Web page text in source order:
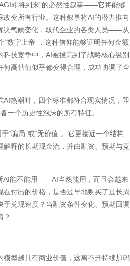
即将到来”的必然性叙事——它将能够
改变所有行业。这种叙事将AI的潜力推向
决气候变化，取代企业的各类人员——从
“数字上帝”，这种信仰能够证明任何金额
科技竞争中，AI被拔高到了战略核心级别
何高估值似乎都变得合理，成功协调了全
AI热潮时，四个标准都符合现实情况，即
一个历史性泡沫的所有特征。
“骗局”或“无价值”。它更接近一个结构
解释的长期现金流，并由融资、预期与竞
AI能不能用——AI当然能用，而且会越来
在付出的价格，是否过早地购买了过长周
于兑现速度？当融资条件变化、预期回调
？
模型越具有商业价值，这离不开持续加码